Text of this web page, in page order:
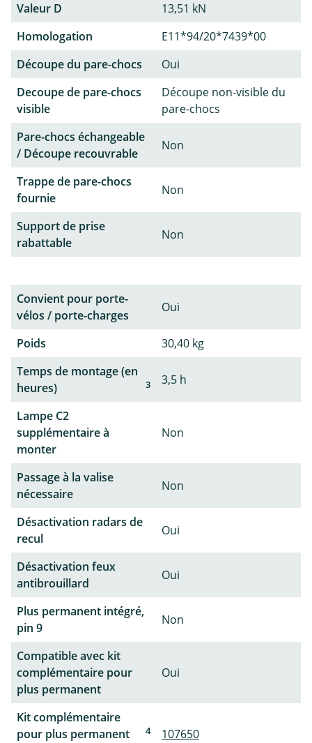
Valeur D
13,51 kN
Homologation
E11*94/20*7439*00
Découpe du pare-chocs
Oui
Decoupe de pare-chocs
visible
Découpe non-visible du
pare-chocs
Pare-chocs échangeable
/ Découpe recouvrable
Non
Trappe de pare-chocs
fournie
Non
Support de prise
rabattable
Non
Convient pour porte-
vélos / porte-charges
Oui
Poids
30,40 kg
Temps de montage (en
heures)
3 3,5 h
Lampe C2
supplémentaire à
monter
Non
Passage à la valise
nécessaire
Non
Désactivation radars de
recul
Oui
Désactivation feux
antibrouillard
Oui
Plus permanent intégré,
pin 9
Non
Compatible avec kit
complémentaire pour
plus permanent
Oui
Kit complémentaire
pour plus permanent
4
107650